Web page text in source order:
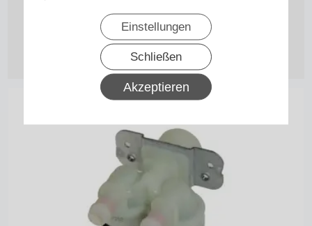
Einstellungen
Schließen
Akzeptieren
Bonamat
zzgl. 19% MwSt.zzgl. Versand
2,90€